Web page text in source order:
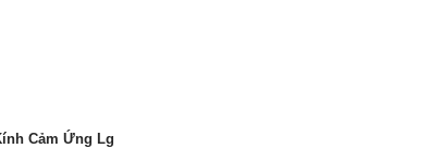
Cảm Ứng Lg